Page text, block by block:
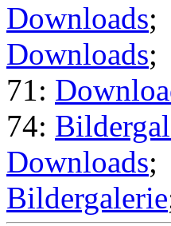
Downloads;
Downloads;
71:
74:
Downloads;
Bildergalerie